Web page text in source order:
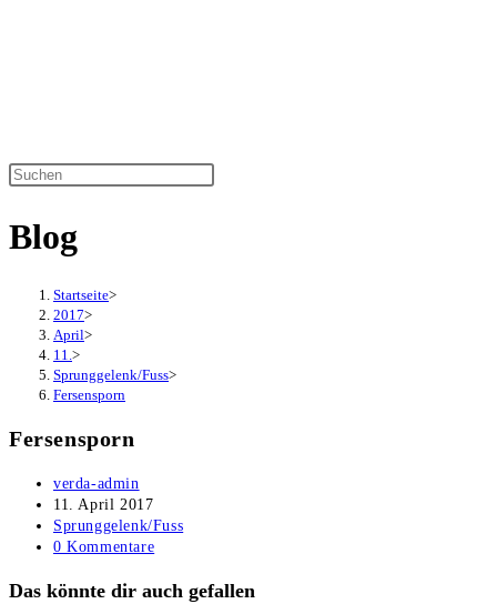
Diese
durchsuchen
Blog
Startseite>
2017>
April>
11. >
Sprunggelenk/Fuss>
Fersensporn
Fersensporn
Beitrags-
Autor:
verda-admin
Beitrag
veröffentlicht:
11. April 2017
Beitrags-
Kategorie:
Sprunggelenk/Fuss
Beitrags-
0 Kommentare
Das könnte dir auch gefallen